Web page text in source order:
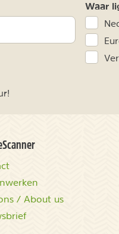
Waar
/ About us